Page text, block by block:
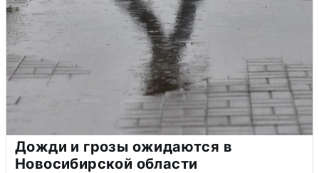
Дожди и грозы ожидаются в
Новосибирской области